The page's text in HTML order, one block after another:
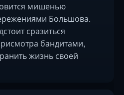
мишенью
Большова.
сразиться
бандитами,
жизнь своей